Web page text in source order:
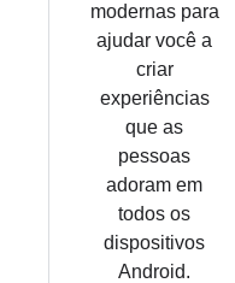
modernas para
ajudar você a
criar
experiências
que as
pessoas
adoram em
todos os
dispositivos
Android.